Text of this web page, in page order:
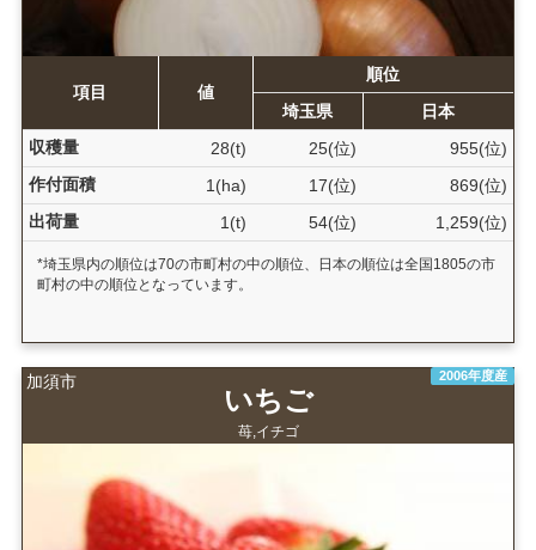
項目 値
順位
埼玉県
日本
収穫量
28(t) 25(位)
955(位)
作付面積
1(ha) 17(位)
869(位)
出荷量
1(t) 54(位) 1,259(位)
*埼玉県内の順位は70の市町村の中の順位、日本の順位は全国1805の市
町村の中の順位となっています。
加須市 2006年度産
いちご
苺,イチゴ